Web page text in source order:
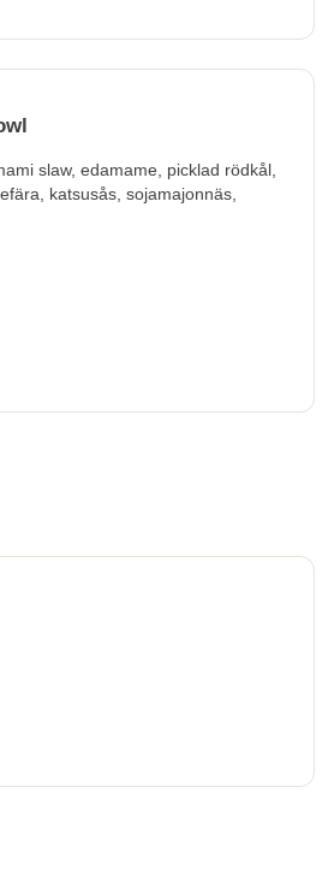
slaw, edamame, picklad rödkål,
katsusås, sojamajonnäs,